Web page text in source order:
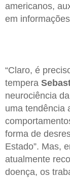
americanos,
em
“Claro, é
tempera
neurociência da
uma tendência
forma de
Estado”. Mas,
atualmente
doença, os